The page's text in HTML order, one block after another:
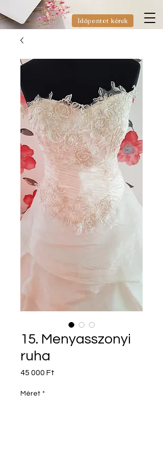
Időpontot kérek
15. Menyasszonyi
ruha
45 000 Ft
Méret *